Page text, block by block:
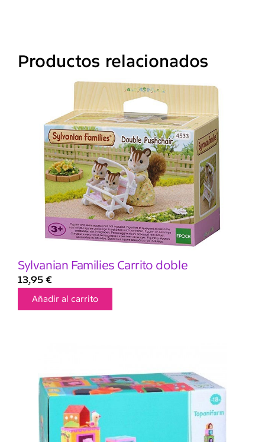
Productos relacionados
Sylvanian Families Carrito doble
13,95 €
Añadir al carrito